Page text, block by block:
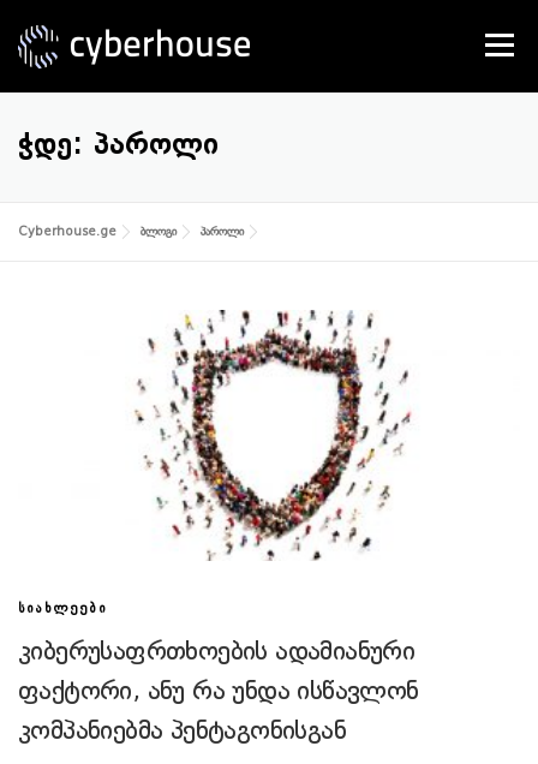
content
Menu
SERVICES ABOUT US
ᲭᲓᲔ: ᲞᲐᲠᲝᲚᲘ
Cyberhouse.ge ბლოგი პაროლი
ᲡᲘᲐᲮᲚᲔᲔᲑᲘ
კიბერუსაფრთხოების ადამიანური
ფაქტორი, ანუ რა უნდა ისწავლონ
კომპანიებმა პენტაგონისგან